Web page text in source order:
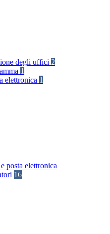
degli uffici 2
1
elettronica 1
posta elettronica
16